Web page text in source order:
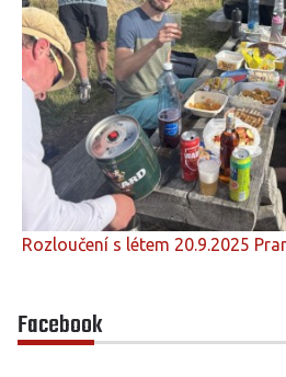
Rozloučení s létem 20.9.2025
Facebook